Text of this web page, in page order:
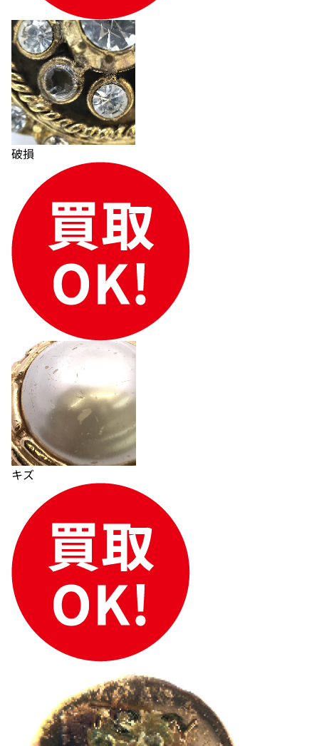
モーブッサン ネックレス
参考買取価格
67,000
2025年4月17日時点
モーブッサン リング
参考買取価格
33,000
2025年12月17日時点
破損
キズ